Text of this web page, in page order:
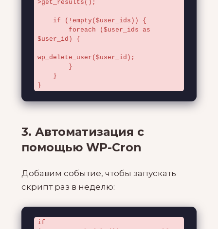
>get_results();
$user_id) {
wp_delete_user($user_id);
}
3. Автоматизация с
помощью WP-Cron
Добавим событие, чтобы запускать
скрипт раз в неделю:
if